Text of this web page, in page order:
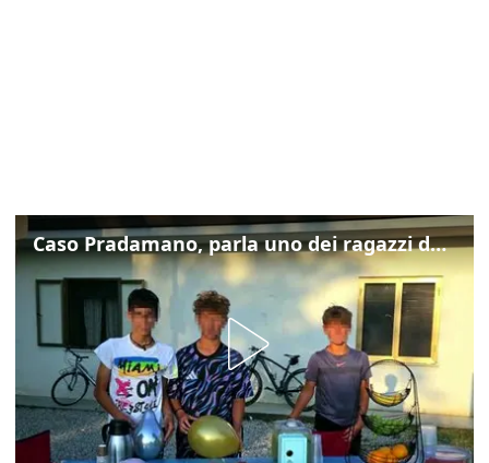
Caso Pradamano, parla uno dei ragazzi denunciati per la limonata: "Volevo anche aiutare i miei"